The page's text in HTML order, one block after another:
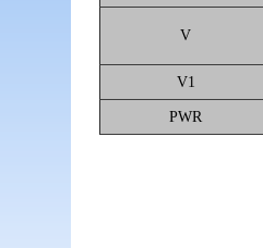
V
V1
PWR